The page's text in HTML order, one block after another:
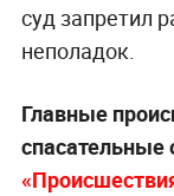
суд запретил
неполадок.
Главные
спасательные